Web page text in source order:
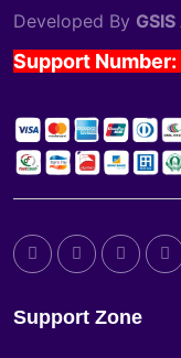
Developed By
Support
Support Zone